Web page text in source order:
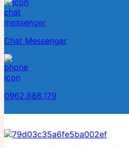
Chat Messenger
0962.888.179